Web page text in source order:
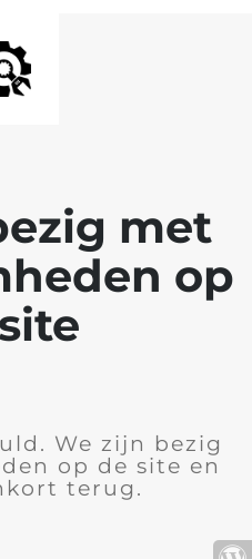
met
op
We zijn bezig
op de site en
terug.